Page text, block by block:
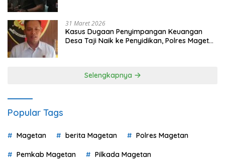
31 Maret 2026
Kasus Dugaan Penyimpangan Keuangan
Desa Taji Naik ke Penyidikan, Polres Magetan
Selengkapnya
Popular Tags
Magetan berita Magetan Polres Magetan
Pemkab Magetan Pilkada Magetan